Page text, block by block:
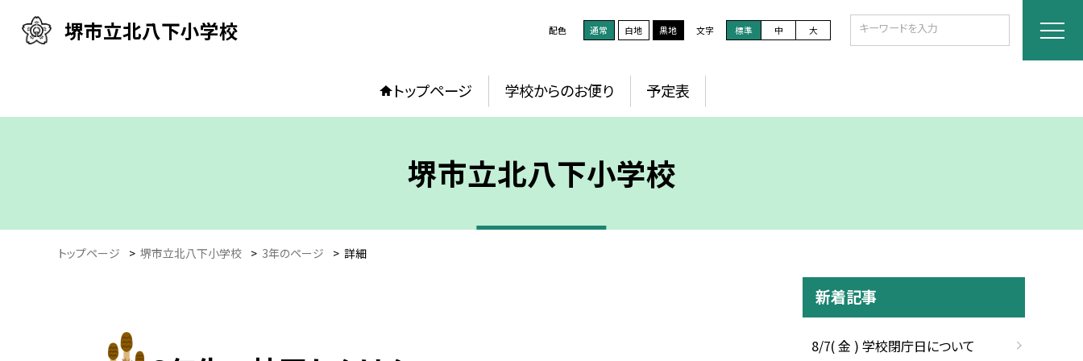
堺市立北八下小学校 配色 通常 白地 黒地 文字 標準 中 大
トップページ 学校からのお便り 予定表
堺市立北八下小学校
トップページ > 堺市立北八下小学校 > 3年のページ > 詳細
新着記事
8/7( 金 ) 学校閉庁日について